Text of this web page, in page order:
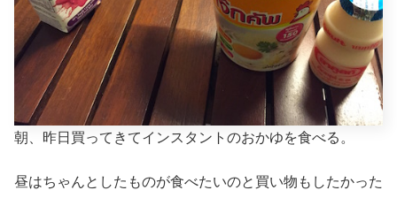
朝、昨日買ってきてインスタントのおかゆを食べる。
昼はちゃんとしたものが食べたいのと買い物もしたかった